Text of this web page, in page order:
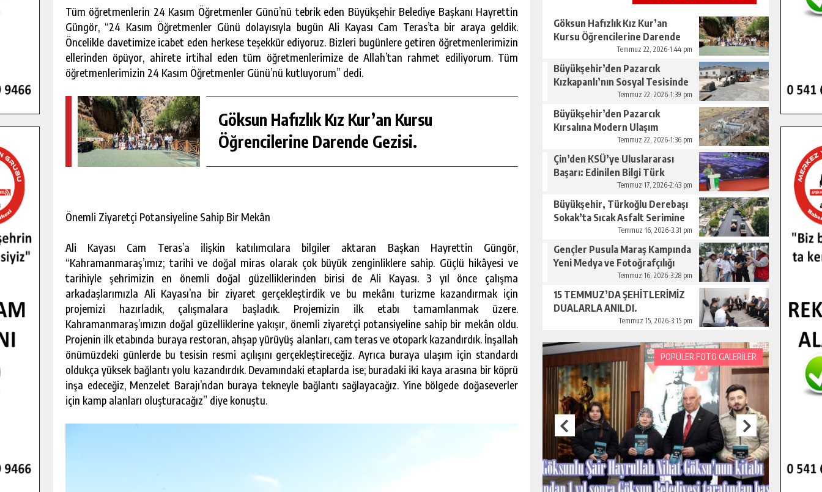
Tüm öğretmenlerin 24 Kasım Öğretmenler Günü’nü tebrik eden Büyükşehir Belediye Başkanı Hayrettin
Güngör, “24 Kasım Öğretmenler Günü dolayısıyla bugün Ali Kayası Cam Teras’ta bir araya geldik.
Öncelikle davetimize icabet eden herkese teşekkür ediyoruz. Bizleri bugünlere getiren öğretmenlerimizin
ellerinden öpüyor, ahirete irtihal eden tüm öğretmenlerimize de Allah’tan rahmet ediliyorum. Tüm
öğretmenlerimizin 24 Kasım Öğretmenler Günü’nü kutluyorum” dedi.
Göksun Hafızlık Kız Kur’an Kursu
Öğrencilerine Darende Gezisi.
Önemli Ziyaretçi Potansiyeline Sahip Bir Mekân
Ali Kayası Cam Teras’a ilişkin katılımcılara bilgiler aktaran Başkan Hayrettin Güngör,
“Kahramanmaraş’ımız; tarihi ve doğal miras olarak çok büyük zenginliklere sahip. Güçlü hikâyesi ve
tarihiyle şehrimizin en önemli doğal güzelliklerinden birisi de Ali Kayası. 3 yıl önce çalışma
arkadaşlarımızla Ali Kayası’na bir ziyaret gerçekleştirdik ve bu mekânı turizme kazandırmak için
projemizi hazırladık, çalışmalara başladık. Projemizin ilk etabı tamamlanmak üzere.
Kahramanmaraş’ımızın doğal güzelliklerine yakışır, önemli ziyaretçi potansiyeline sahip bir mekân oldu.
Projenin ilk etabında buraya restoran, ahşap yürüyüş alanları, cam teras ve otopark kazandırdık. İnşallah
önümüzdeki günlerde bu tesisin resmi açılışını gerçekleştireceğiz. Ayrıca buraya ulaşım için standardı
oldukça yüksek bağlantı yolu kazandırdık. Devamındaki etaplarda ise; buradaki iki kaya arasına bir köprü
inşa edeceğiz, Menzelet Barajı’ndan buraya tekneyle bağlantı sağlayacağız. Yine bölgede doğaseverler
için kamp alanları oluşturacağız” diye konuştu.
Göksun Hafızlık Kız Kur’an
Kursu Öğrencilerine Darende
Temmuz 22, 2026-1:44 pm
Büyükşehir’den Pazarcık
Kızkapanlı’nın Sosyal Tesisinde
Çevre Düzenlemesi.Temmuz 22, 2026-1:39 pm
Büyükşehir’den Pazarcık
Kırsalına Modern Ulaşım
Temmuz 22, 2026-1:36 pm
Çin’den KSÜ’ye Uluslararası
Başarı: Edinilen Bilgi Türk
Tarımına Katkı Sağlayacak.
Temmuz 17, 2026-2:43 pm
Büyükşehir, Türkoğlu Derebaşı
Sokak’ta Sıcak Asfalt Serimine
Temmuz 16, 2026-3:31 pm
Gençler Pusula Maraş Kampında
Yeni Medya ve Fotoğrafçılığı
Temmuz 16, 2026-3:28 pm
15 TEMMUZ’DA ŞEHİTLERİMİZ
DUALARLA ANILDI.
Temmuz 15, 2026-3:15 pm
POPÜLER FOTO GALERİLER